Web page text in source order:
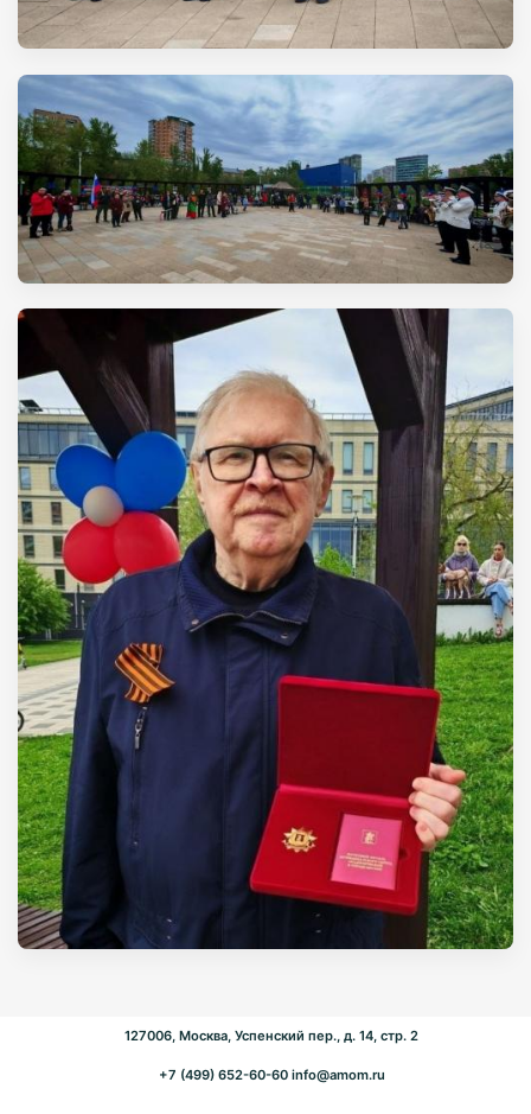
127006, Москва, Успенский пер., д. 14, стр. 2
+7 (499) 652-60-60 info@amom.ru